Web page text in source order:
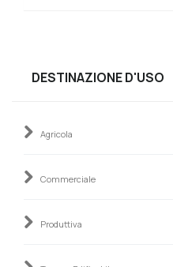
DESTINAZIONE D'USO
Agricola
Commerciale
Produttiva